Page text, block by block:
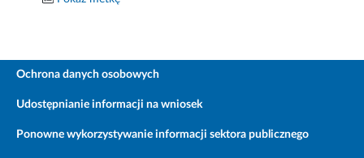
Ochrona danych osobowych
Udostępnianie informacji na wniosek
Ponowne wykorzystywanie informacji sektora publicznego